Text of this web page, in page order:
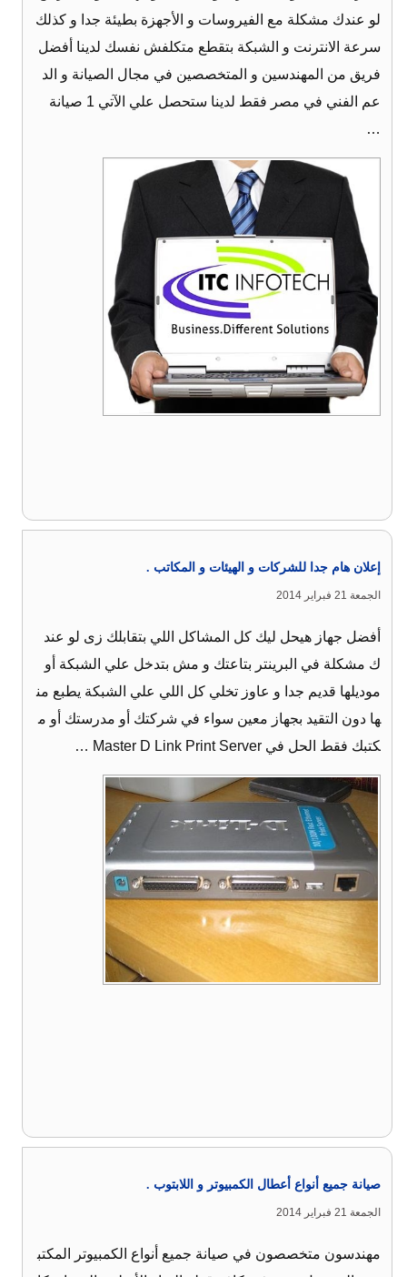
لو عندك مشكلة مع الفيروسات و الأجهزة بطيئة جدا و كذلك
سرعة الانترنت و الشبكة بتقطع متكلفش نفسك لدينا أفضل
فريق من المهندسين و المتخصصين في مجال الصيانة و الد
عم الفني في مصر فقط لدينا ستحصل علي الآتي 1 صيانة
…
إعلان هام جدا للشركات و الهيئات و المكاتب .
الجمعة 21 فبراير 2014
أفضل جهاز هيحل ليك كل المشاكل اللي بتقابلك زى لو عند
ك مشكلة في البرينتر بتاعتك و مش بتدخل علي الشبكة أو
موديلها قديم جدا و عاوز تخلي كل اللي علي الشبكة يطبع من
ها دون التقيد بجهاز معين سواء في شركتك أو مدرستك أو م
كتبك فقط الحل في Master D Link Print Server …
صيانة جميع أنواع أعطال الكمبيوتر و اللابتوب .
الجمعة 21 فبراير 2014
مهندسون متخصصون في صيانة جميع أنواع الكمبيوتر المكتب